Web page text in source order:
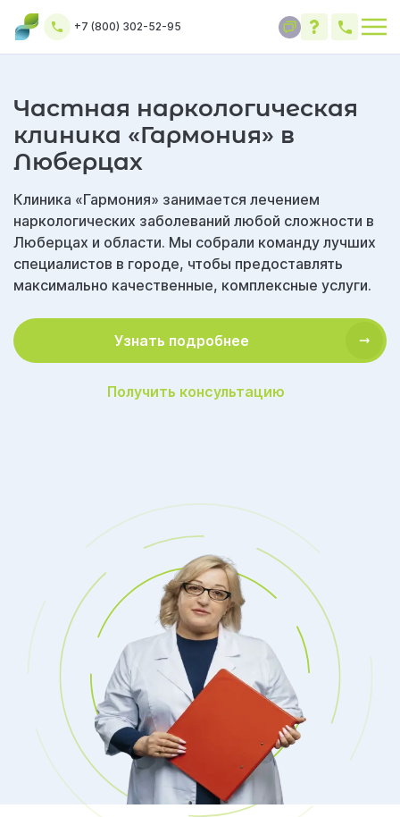
+7 (800) 302-52-95
Частная наркологическая
клиника «Гармония» в
Люберцах
Клиника «Гармония» занимается лечением
наркологических заболеваний любой сложности в
Люберцах и области. Мы собрали команду лучших
специалистов в городе, чтобы предоставлять
максимально качественные, комплексные услуги.
Узнать подробнее
Получить консультацию